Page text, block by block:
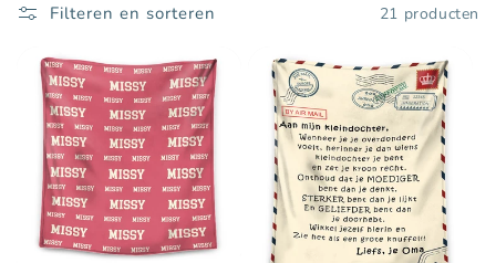
l
l
e
c
t
i
Filteren en sorteren 21 producten